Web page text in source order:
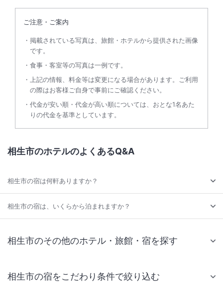
ご注意・ご案内
掲載されている写真は、旅館・ホテルから提供された画像
です。
食事・客室等の写真は一例です。
上記の情報、料金等は変更になる場合があります。ご利用
の際はお客様ご自身で事前にご確認ください。
代金が安い順・代金が高い順については、おとな1名あた
りの代金を基準としています。
相生市のホテルのよくあるQ&A
相生市の宿は何軒ありますか？
相生市の宿は、いくらから泊まれますか？
相生市のその他のホテル・旅館・宿を探す
相生市の宿をこだわり条件で絞り込む